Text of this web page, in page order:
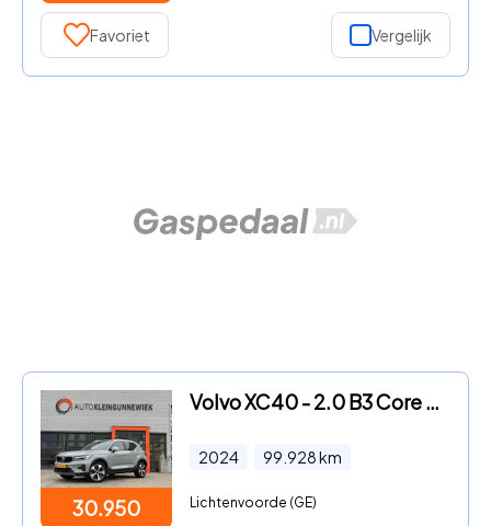
Favoriet Vergelijk
30.950
Volvo XC40 - 2.0 B3 Core / Stoel & Stuurverwarming / Trekhaak Elektrisch
2024 99.928km
Lichtenvoorde (GE)